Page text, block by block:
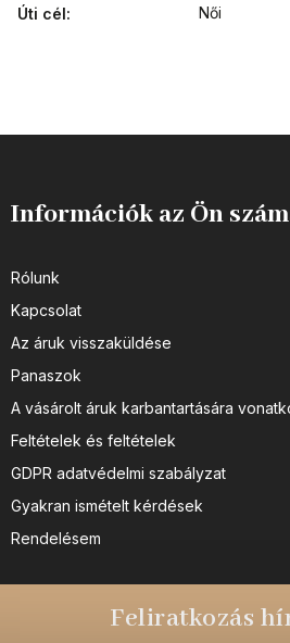
Úti cél: Női
Információk az Ön
Rólunk
Kapcsolat
Az áruk visszaküldése
Panaszok
A vásárolt áruk karbantartására
Feltételek és feltételek
GDPR adatvédelmi szabályzat
Gyakran ismételt kérdések
Rendelésem
Feliratkozás